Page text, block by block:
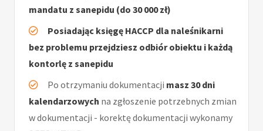
mandatu z sanepidu (do 30 000 zł)
Posiadając księgę HACCP dla naleśnikarni
bez problemu przejdziesz odbiór obiektu i każdą
kontorlę z sanepidu
Po otrzymaniu dokumentacji masz 30 dni
kalendarzowych na zgłoszenie potrzebnych zmian
w dokumentacji - korektę dokumentacji wykonamy